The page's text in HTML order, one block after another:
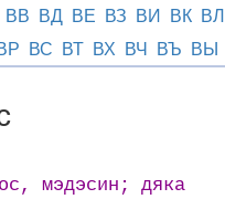
ВВ ВД ВЕ ВЗ ВИ ВК ВЛ
ВС ВТ ВХ ВЧ ВЪ ВЫ
мэдэсин; дяка